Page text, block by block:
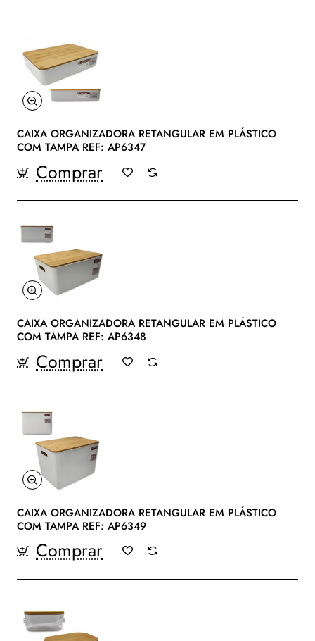
CAIXA ORGANIZADORA RETANGULAR EM PLÁSTICO
COM TAMPA REF: AP6347
Comprar
CAIXA ORGANIZADORA RETANGULAR EM PLÁSTICO
COM TAMPA REF: AP6348
Comprar
CAIXA ORGANIZADORA RETANGULAR EM PLÁSTICO
COM TAMPA REF: AP6349
Comprar